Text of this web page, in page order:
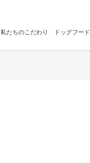
私たちのこだわり ドッグフード